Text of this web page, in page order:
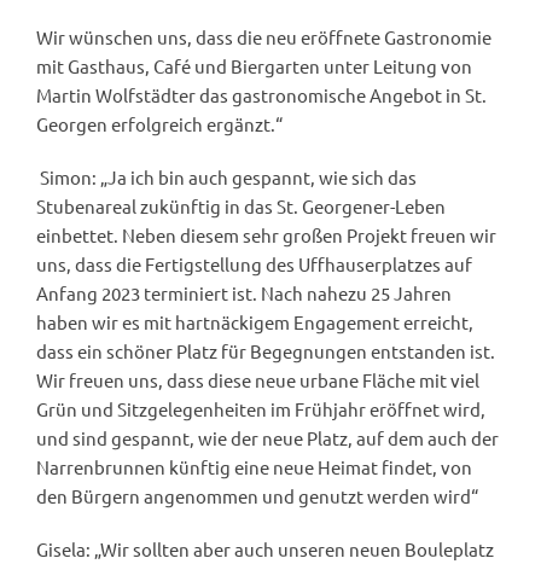
Wir wünschen uns, dass die neu eröffnete Gastronomie
mit Gasthaus, Café und Biergarten unter Leitung von
Martin Wolfstädter das gastronomische Angebot in St.
Georgen erfolgreich ergänzt.“
Simon: „Ja ich bin auch gespannt, wie sich das
Stubenareal zukünftig in das St. Georgener-Leben
einbettet. Neben diesem sehr großen Projekt freuen wir
uns, dass die Fertigstellung des Uffhauserplatzes auf
Anfang 2023 terminiert ist. Nach nahezu 25 Jahren
haben wir es mit hartnäckigem Engagement erreicht,
dass ein schöner Platz für Begegnungen entstanden ist.
Wir freuen uns, dass diese neue urbane Fläche mit viel
Grün und Sitzgelegenheiten im Frühjahr eröffnet wird,
und sind gespannt, wie der neue Platz, auf dem auch der
Narrenbrunnen künftig eine neue Heimat findet, von
den Bürgern angenommen und genutzt werden wird“
Gisela: „Wir sollten aber auch unseren neuen Bouleplatz